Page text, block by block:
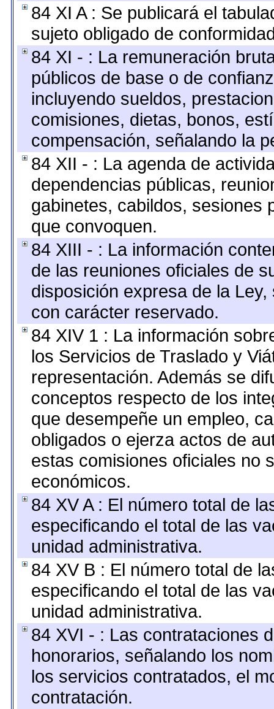
84 XI A : Se publicará el
sujeto obligado de
84 XI - : La remuneración
públicos de base o de
incluyendo sueldos,
comisiones, dietas, bonos,
compensación, señalando la
84 XII - : La agenda de
dependencias públicas,
gabinetes, cabildos, sesiones
que convoquen.
84 XIII - : La información
de las reuniones oficiales de
disposición expresa de la
con carácter reservado.
84 XIV 1 : La información
los Servicios de Traslado y
representación. Además se
conceptos respecto de los
que desempeñe un empleo,
obligados o ejerza actos de
estas comisiones oficiales no
económicos.
84 XV A : El número total de
especificando el total de las
unidad administrativa.
84 XV B : El número total de
especificando el total de las
unidad administrativa.
84 XVI - : Las contrataciones
honorarios, señalando los
los servicios contratados, el
contratación.